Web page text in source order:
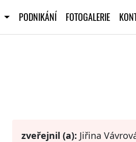
PODNIKÁNÍ FOTOGALERIE
zveřejnil (a): Jiřina